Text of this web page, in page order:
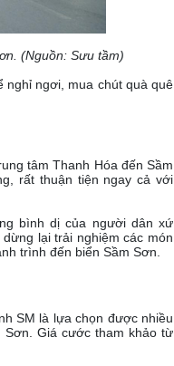
(Nguồn: Sưu tầm)
nghỉ ngơi, mua chút quà quê
tâm Thanh Hóa đến Sầm
rất thuận tiện ngay cả với
bình dị của người dân xứ
lại trải nghiệm các món
trình đến biển Sầm Sơn.
SM là lựa chọn được nhiều
Sơn. Giá cước tham khảo từ